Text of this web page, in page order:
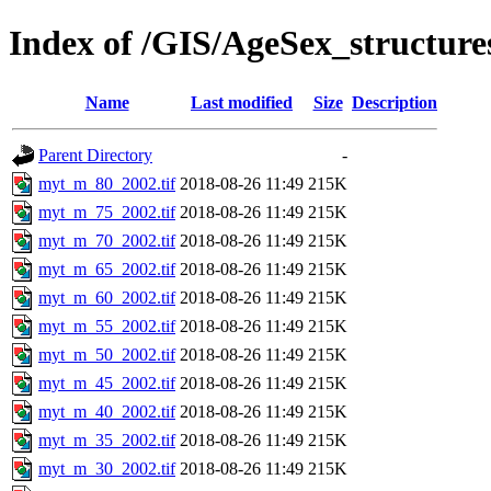
Index of /GIS/
Name Last modified Size Description
Parent Directory
-
myt_m_80_2002.tif 2018-08-26 11:49 215K
myt_m_75_2002.tif 2018-08-26 11:49 215K
myt_m_70_2002.tif 2018-08-26 11:49 215K
myt_m_65_2002.tif 2018-08-26 11:49 215K
myt_m_60_2002.tif 2018-08-26 11:49 215K
myt_m_55_2002.tif 2018-08-26 11:49 215K
myt_m_50_2002.tif 2018-08-26 11:49 215K
myt_m_45_2002.tif 2018-08-26 11:49 215K
myt_m_40_2002.tif 2018-08-26 11:49 215K
myt_m_35_2002.tif 2018-08-26 11:49 215K
myt_m_30_2002.tif 2018-08-26 11:49 215K